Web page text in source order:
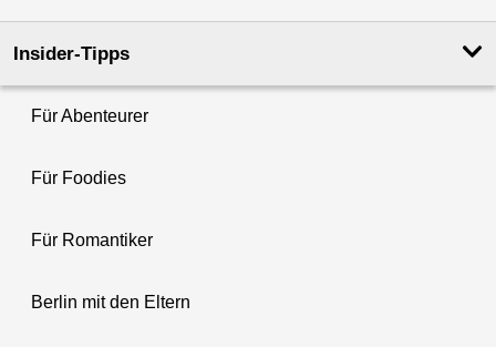
Insider-Tipps
Für Abenteurer
Für Foodies
Für Romantiker
Berlin mit den Eltern